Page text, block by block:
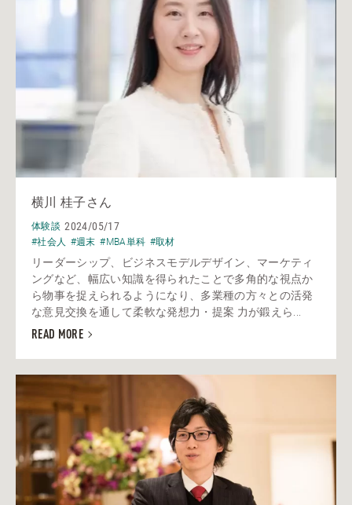
横川 桂子さん
体験談 2024/05/17
#社会人 #週末 #MBA単科 #取材
リーダーシップ、ビジネスモデルデザイン、マーケティ
ングなど、幅広い知識を得られたことで多角的な視点か
ら物事を捉えられるようになり、多業種の方々との活発
な意見交換を通して柔軟な発想力・提案 力が鍛えら...
READ MORE